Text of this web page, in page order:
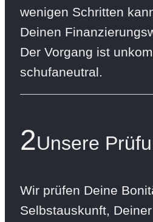
wenigen Schritten
Deinen
Der Vorgang ist
schufaneutral.
2Unsere
Wir prüfen Deine
Selbstauskunft,